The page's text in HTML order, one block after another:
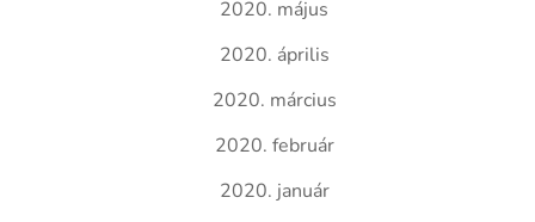
2020. május
2020. április
2020. március
2020. február
2020. január